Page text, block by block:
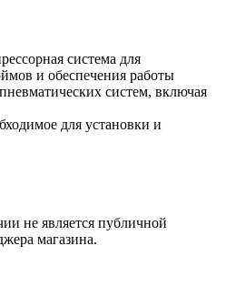
система для
и обеспечения работы
систем, включая
для установки и
не является публичной
магазина.